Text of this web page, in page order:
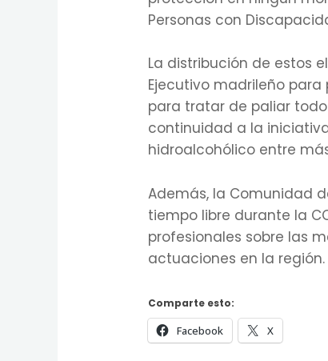
Personas con
La distribución de estos
Ejecutivo madrileño
para tratar de paliar
continuidad a la
hidroalcohólico entre
Además, la Comunidad
tiempo libre durante la
profesionales sobre las
actuaciones en la región.
Comparte esto:
Facebook X